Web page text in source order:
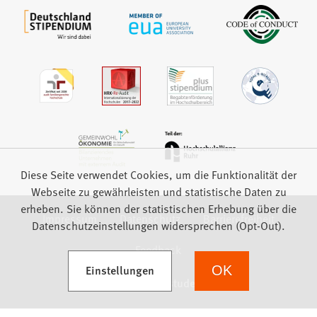
Impressum Datenschutz
Barrierefreiheit
Feedback
Diese Seite verwendet Cookies, um die Funktionalität der
Webseite zu gewährleisten und statistische Daten zu
erheben. Sie können der statistischen Erhebung über die
Datenschutzeinstellungen widersprechen (Opt-Out).
Einstellungen
(Öffnet in einem neuen Tab) OK